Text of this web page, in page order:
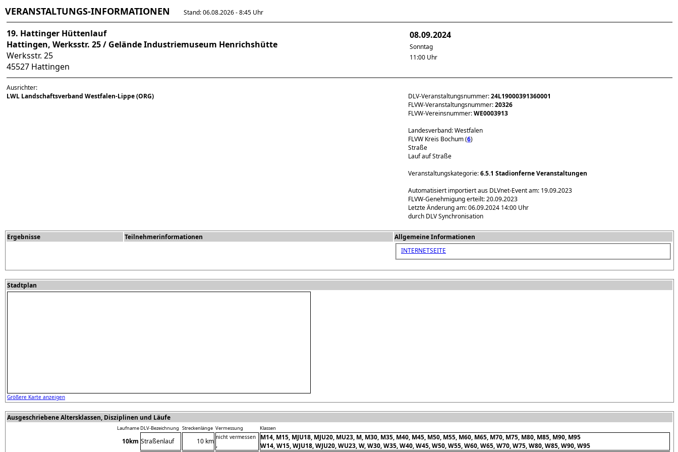
VERANSTALTUNGS-INFORMATIONEN Stand: 06.08.2026 - 8:45 Uhr
19. Hattinger Hüttenlauf
Hattingen, Werksstr. 25 / Gelände Industriemuseum Henrichshütte
Werksstr. 25
45527 Hattingen
08.09.2024
Sonntag
11:00 Uhr
Ausrichter:
LWL Landschaftsverband Westfalen-Lippe (ORG)
DLV-Veranstaltungsnummer:24L19000391360001
FLVW-Veranstaltungsnummer:20326
FLVW-Vereinsnummer:WE0003913
Landesverband: Westfalen
FLVW Kreis Bochum (6)
Straße
Lauf auf Straße
Veranstaltungskategorie:6.5.1 Stadionferne Veranstaltungen
Automatisiert importiert aus DLVnet-Event am: 19.09.2023
FLVW-Genehmigung erteilt: 20.09.2023
Letzte Änderung am: 06.09.2024 14:00 Uhr
durch DLV Synchronisation
Ergebnisse Teilnehmerinformationen
Allgemeine Informationen
INTERNETSEITE
Stadtplan
Größere Karte anzeigen
Ausgeschriebene Altersklassen, Disziplinen und Läufe
LaufnameDLV-Bezeichnung Streckenlänge Vermessung Klassen
10km Straßenlauf 10 km nicht vermessen
,
M14, M15, MJU18, MJU20, MU23, M, M30, M35, M40, M45, M50, M55, M60, M65, M70, M75, M80, M85, M90, M95
W14, W15, WJU18, WJU20, WU23, W, W30, W35, W40, W45, W50, W55, W60, W65, W70, W75, W80, W85, W90, W95